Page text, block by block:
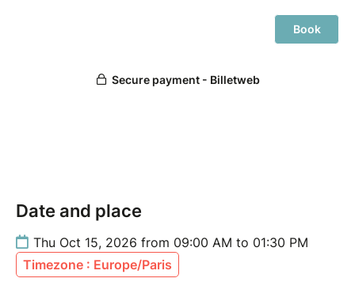
Date and place
Thu Oct 15, 2026 from 09:00 AM to 01:30 PM
Timezone : Europe/Paris